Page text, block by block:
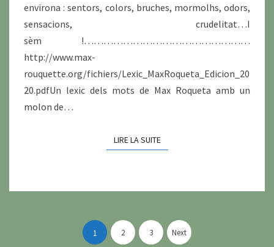
environa : sentors, colors, bruches, mormolhs, odors,
sensacions, crudelitat…I
sèm !……………………………………………
http://www.max-
rouquette.org/fichiers/Lexic_MaxRoqueta_Edicion_20
20.pdfUn lexic dels mots de Max Roqueta amb un
molon de…
LIRE LA SUITELIRE LA SUITE
Pagination
des
1 2 3 Next